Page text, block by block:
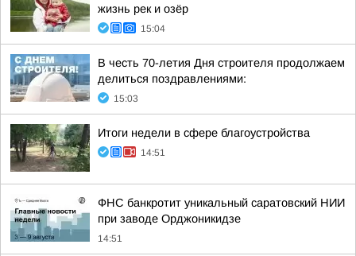
жизнь рек и озёр
15:04
В честь 70-летия Дня строителя продолжаем
делиться поздравлениями:
15:03
Итоги недели в сфере благоустройства
14:51
ФНС банкротит уникальный саратовский НИИ
при заводе Орджоникидзе
14:51